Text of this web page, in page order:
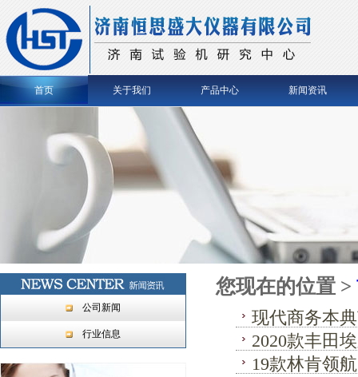
首页 关于我们 产品中心 新闻资讯
公司新闻
行业信息
您现在的位置 >
现代商务本
2020款丰田
19款林肯领